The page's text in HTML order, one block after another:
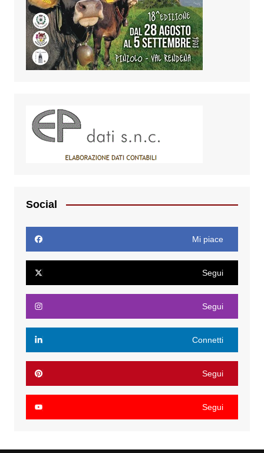
Social
Mi piace
Segui
Segui
Connetti
Segui
Segui